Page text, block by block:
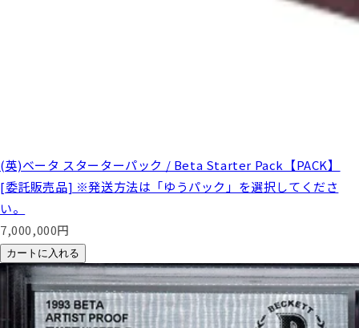
(英)ベータ スターターパック / Beta Starter Pack【PACK】
[委託販売品] ※発送方法は「ゆうパック」を選択してくださ
い。
7,000,000円
カートに入れる